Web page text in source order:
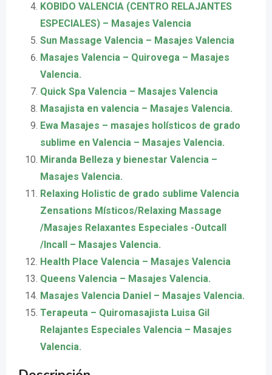
KOBIDO VALENCIA (CENTRO RELAJANTES
ESPECIALES) – Masajes Valencia
Sun Massage Valencia – Masajes Valencia
Masajes Valencia – Quirovega – Masajes
Valencia.
Quick Spa Valencia – Masajes Valencia
Masajista en valencia – Masajes Valencia.
Ewa Masajes – masajes holísticos de grado
sublime en Valencia – Masajes Valencia.
Miranda Belleza y bienestar Valencia –
Masajes Valencia.
Relaxing Holistic de grado sublime Valencia
Zensations Místicos/Relaxing Massage
/Masajes Relaxantes Especiales -Outcall
/Incall – Masajes Valencia.
Health Place Valencia – Masajes Valencia
Queens Valencia – Masajes Valencia.
Masajes Valencia Daniel – Masajes Valencia.
Terapeuta – Quiromasajista Luisa Gil
Relajantes Especiales Valencia – Masajes
Valencia.